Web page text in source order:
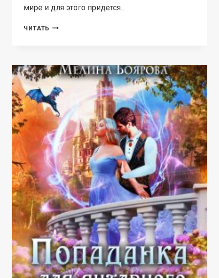
мире и для этого придется…
ЧИТАТЬ НОВОГОДНЕЕ